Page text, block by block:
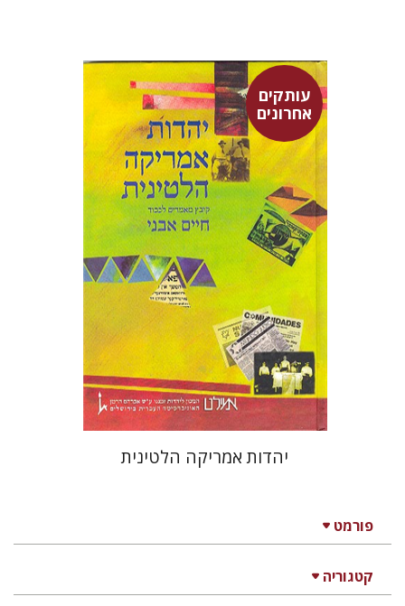
פורמט
קטגוריה
עותקים
אחרוניםמרגלית בז'רנו
פלורינדה פ.
גולדברג.
אפרים זדוף
יוסף רוזן
מירב רוזנבלום
יהודה גודמן
אהרן
טלנברג
$35
יהדות אמריקה הלטינית